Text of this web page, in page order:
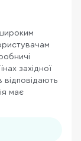
західної
відповідають
має